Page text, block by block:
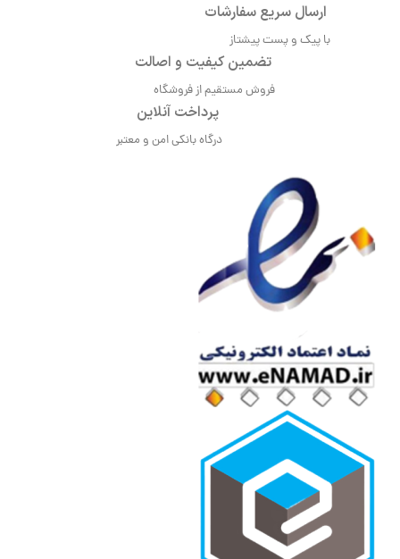
ارسال سریع سفارشات
با پیک و پست پیشتاز
تضمین کیفیت و اصالت
فروش مستقیم از فروشگاه
پرداخت آنلاین
درگاه بانکی امن و معتبر